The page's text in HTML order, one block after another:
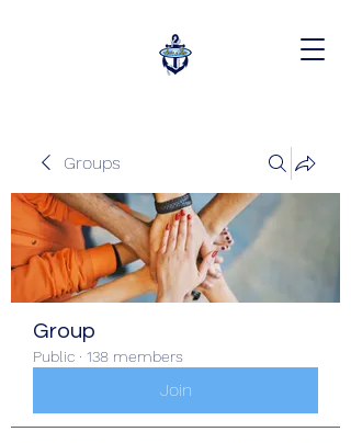
Groups
Group
Public · 138 members
Join